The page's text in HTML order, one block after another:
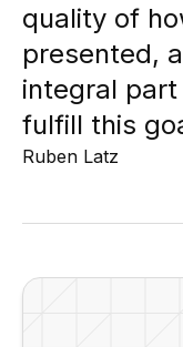
quality of
presented,
integral
fulfill this
Ruben Latz